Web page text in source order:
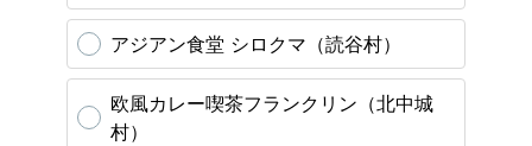
アジアン食堂 シロクマ（読谷村）
欧風カレー喫茶フランクリン（北中城
村）